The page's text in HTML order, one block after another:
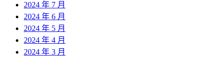
2024 年 7 月
2024 年 6 月
2024 年 5 月
2024 年 4 月
2024 年 3 月